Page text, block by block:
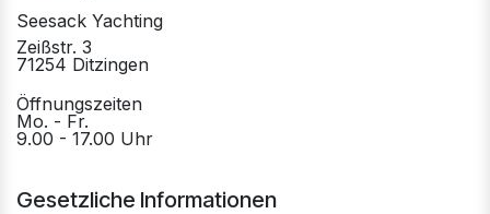
Seesack Yachting
Zeißstr. 3
71254 Ditzingen
Öffnungszeiten
Mo. - Fr.
9.00 - 17.00 Uhr
Gesetzliche Informationen